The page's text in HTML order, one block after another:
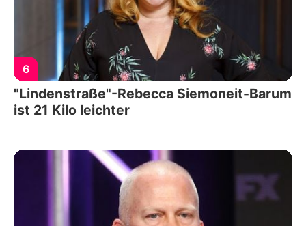
6
"Lindenstraße"-Rebecca Siemoneit-Barum
ist 21 Kilo leichter